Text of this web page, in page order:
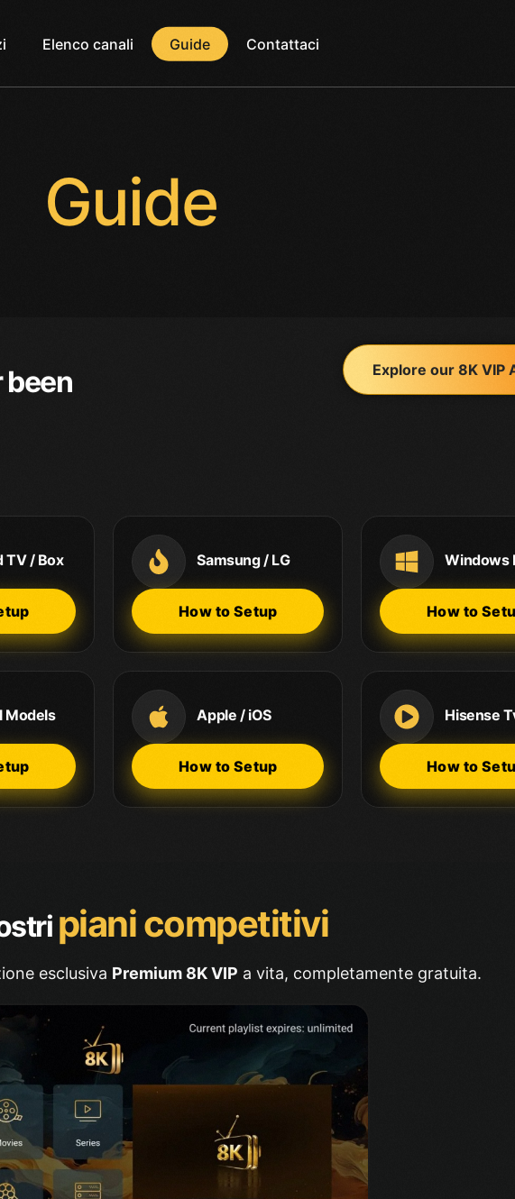
Elenco canali Guide Contattaci
Guide
been
Explore our 8K VIP
TV / Box Samsung / LG
How to Setup
Windows
How to
Models Apple / iOS
How to Setup
Hisense
How to
piani competitivi
esclusiva Premium 8K VIP a vita, completamente gratuita.